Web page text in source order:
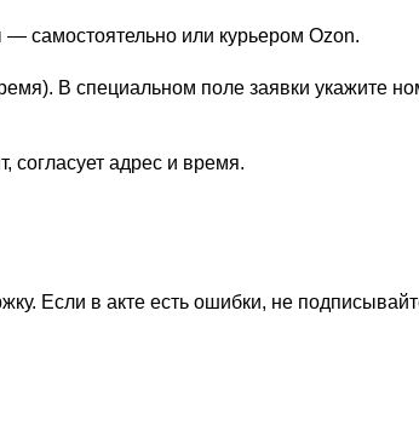
— самостоятельно или курьером Ozon.
В специальном поле заявки укажите
согласует адрес и время.
Если в акте есть ошибки, не